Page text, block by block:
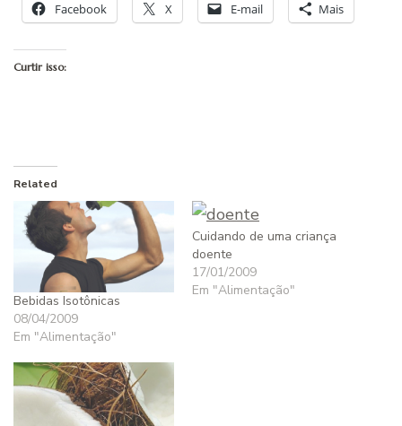
Facebook X E-mail Mais
Curtir isso:
Related
Bebidas Isotônicas
08/04/2009
Em "Alimentação"
Cuidando de uma criança
doente
17/01/2009
Em "Alimentação"